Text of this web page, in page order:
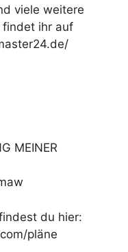
viele weitere
findet ihr auf
MEINER
du hier:
pläne